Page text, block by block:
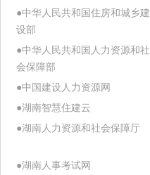
●中华人民共和国住房和城乡建
设部
●中华人民共和国人力资源和社
会保障部
●中国建设人力资源网
●湖南智慧住建云
●湖南人力资源和社会保障厅
●湖南人事考试网